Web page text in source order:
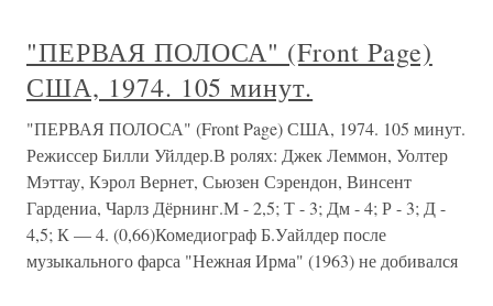
"ПЕРВАЯ ПОЛОСА" (Front Page)
США, 1974. 105 минут.
"ПЕРВАЯ ПОЛОСА" (Front Page) США, 1974. 105 минут.
Режиссер Билли Уйлдер.В ролях: Джек Леммон, Уолтер
Мэттау, Кэрол Вернет, Сьюзен Сэрендон, Винсент
Гардениа, Чарлз Дёрнинг.М - 2,5; Т - 3; Дм - 4; Р - 3; Д -
4,5; К — 4. (0,66)Комедиограф Б.Уайлдер после
музыкального фарса "Нежная Ирма" (1963) не добивался